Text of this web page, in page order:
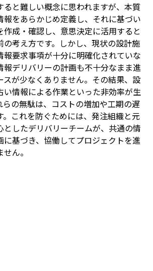
ると難しい概念に思われますが、本質
報をあらかじめ定義し、それに基づい
作成・確認し、意思決定に活用すると
の考え方です。しかし、現状の設計施
報要求事項が十分に明確化されていな
報デリバリーの計画も不十分なまま進
スが少なくありません。その結果、設
い情報による作業といった非効率が生
らの無駄は、コストの増加や工期の遅
。これを防ぐためには、発注組織と元
としたデリバリーチームが、共通の情
に基づき、協働してプロジェクトを進
ん。